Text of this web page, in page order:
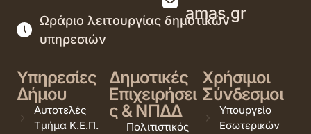
amas.gr
Ωράριο λειτουργίας δημοτικών
υπηρεσιών
Υπηρεσίες
Δήμου
Αυτοτελές
Τμήμα Κ.Ε.Π.
Δημοτικές
Επιχειρήσει
ς & ΝΠΔΔ
Πολιτιστικός
Χρήσιμοι
Σύνδεσμοι
Υπουργείο
Εσωτερικών